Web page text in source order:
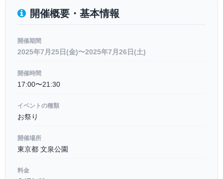
開催概要・基本情報
開催期間
2025年7月25日(金)〜2025年7月26日(土)
開催時間
17:00〜21:30
イベントの種類
お祭り
開催場所
東京都 文泉公園
料金